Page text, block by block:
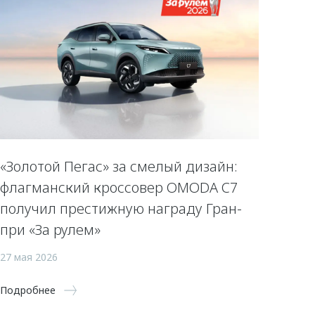
«Золотой Пегас» за смелый дизайн:
флагманский кроссовер OMODA C7
получил престижную награду Гран-
при «За рулем»
27 мая 2026
Подробнее